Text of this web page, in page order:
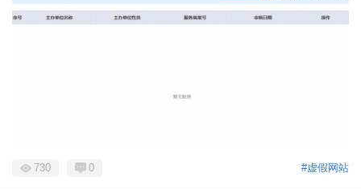
#虚假网站
730 0